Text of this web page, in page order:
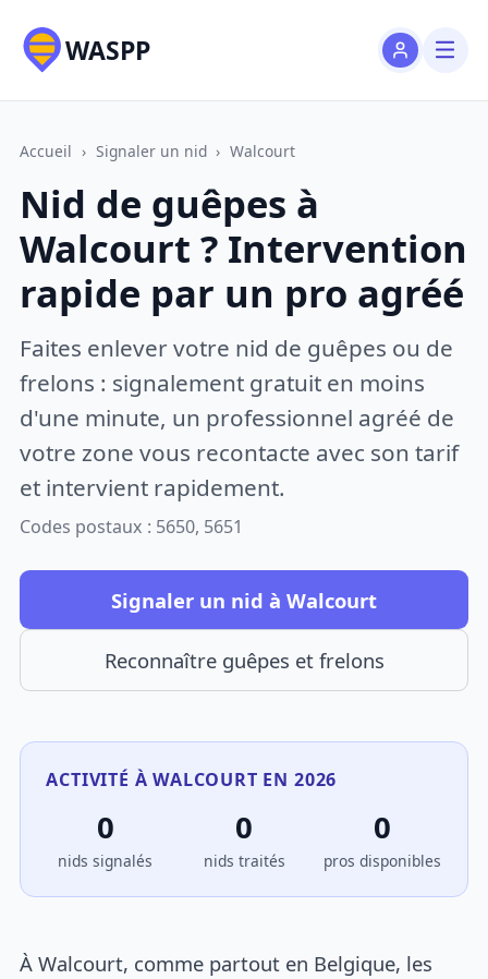
WASPP
Accueil › Signaler un nid › Walcourt
Nid de guêpes à
Walcourt ? Intervention
rapide par un pro agréé
Faites enlever votre nid de guêpes ou de
frelons : signalement gratuit en moins
d'une minute, un professionnel agréé de
votre zone vous recontacte avec son tarif
et intervient rapidement.
Codes postaux : 5650, 5651
Signaler un nid à Walcourt
Reconnaître guêpes et frelons
ACTIVITÉ À WALCOURT EN 2026
0
nids signalés
0
nids traités
0
pros disponibles
À Walcourt, comme partout en Belgique, les